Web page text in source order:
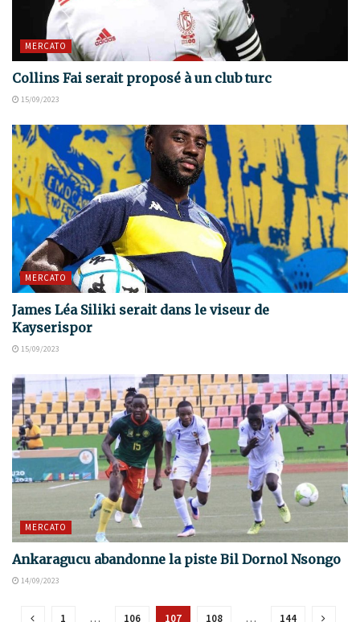
MERCATO
Collins Fai serait proposé à un club turc
15/09/2023
MERCATO
James Léa Siliki serait dans le viseur de
Kayserispor
15/09/2023
MERCATO
Ankaragucu abandonne la piste Bil Dornol Nsongo
14/09/2023
1 … 106 107 108 … 144